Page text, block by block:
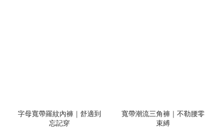
字母寬帶羅紋內褲｜舒適到
忘記穿
寬帶潮流三角褲｜不勒腰零
束縛